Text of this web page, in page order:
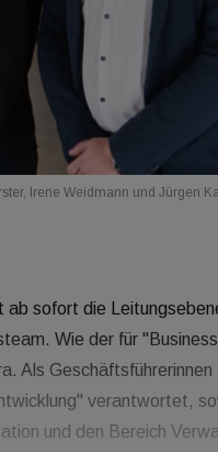
Irene Weidmann und Jürgen
ab sofort die
Wie der für "Business
Als Geschäftsführerinnen
verantwortet,
und den Bereich